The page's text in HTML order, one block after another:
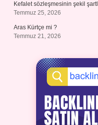
Kefalet sözleşmesinin şekil
Temmuz 25, 2026
Aras Kürtçe mi ?
Temmuz 21, 2026